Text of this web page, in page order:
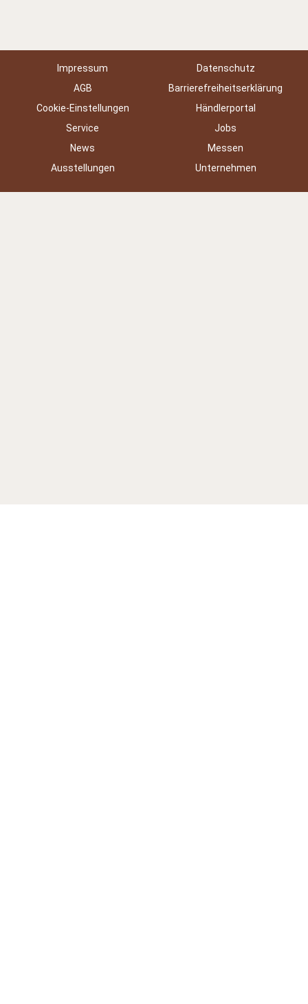
Impressum
Datenschutz
AGB
Barrierefreiheitserklärung
Cookie-Einstellungen
Händlerportal
Service
Jobs
News
Messen
Ausstellungen
Unternehmen